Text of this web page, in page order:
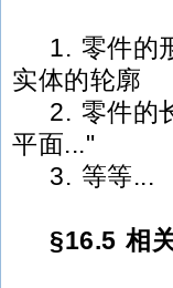
1. 零件的形
实体的轮廓
2. 零件的长
平面..."
3. 等等...
§16.5 相关